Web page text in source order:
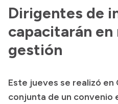
Delegaciones
Normativa
Gestión
Transparencia
Dirigentes de
capacitarán
gestión
Este jueves se realizó
conjunta de un convenio